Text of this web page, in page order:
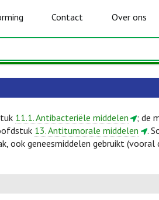
Contact Over ons
11.1. Antibacteriële middelen
; de
13. Antitumorale middelen
.
ook geneesmiddelen gebruikt (vooral